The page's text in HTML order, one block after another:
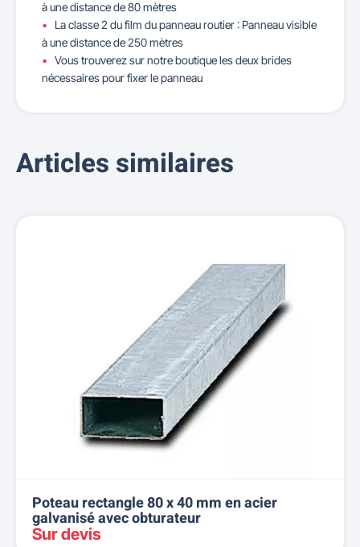
à une distance de 80 mètres
La classe 2 du film du panneau routier : Panneau visible
à une distance de 250 mètres
Vous trouverez sur notre boutique les deux brides
nécessaires pour fixer le panneau
Articles similaires
Poteau rectangle 80 x 40 mm en acier
galvanisé avec obturateur
Sur devis